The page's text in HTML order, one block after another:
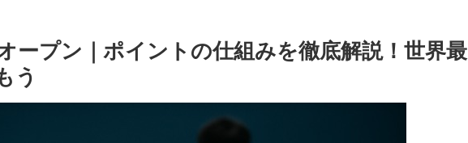
ープン｜ポイントの仕組みを徹底解説！世界最
う